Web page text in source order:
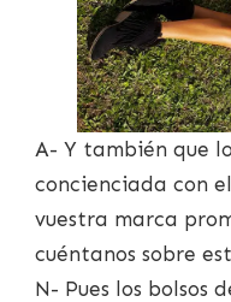
A- Y también que
concienciada con
vuestra marca
cuéntanos sobre
N- Pues los bolsos